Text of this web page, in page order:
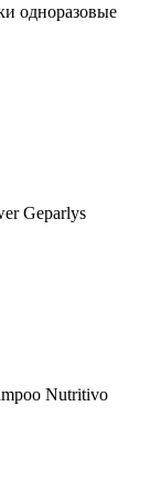
одноразовые
Geparlys
Nutritivo